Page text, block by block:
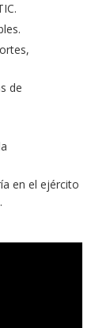
de
en el ejército